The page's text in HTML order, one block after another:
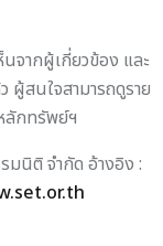
ช้ตั้งแต่
าคุณสมบัติบริษัทที่